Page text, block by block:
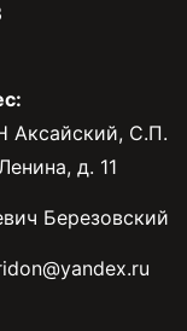
Аксайский, С.П.
д. 11
Березовский